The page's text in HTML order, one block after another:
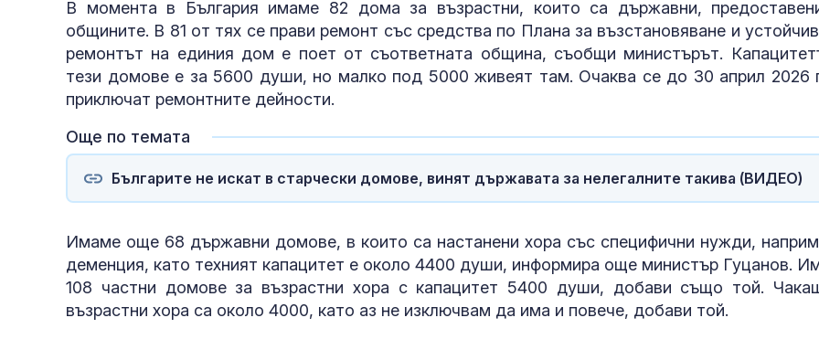
В момента в България имаме 82 дома за възрастни, които са държавни,
общините. В 81 от тях се прави ремонт със средства по Плана за възстановяване и
ремонтът на единия дом е поет от съответната община, съобщи министърът.
тези домове е за 5600 души, но малко под 5000 живеят там. Очаква се до 30 април 2026
приключат ремонтните дейности.
Още по темата
Българите не искат в старчески домове, винят държавата за нелегалните такива (ВИДЕО)
Имаме още 68 държавни домове, в които са настанени хора със специфични нужди,
деменция, като техният капацитет е около 4400 души, информира още министър Гуцанов.
108 частни домове за възрастни хора с капацитет 5400 души, добави също той.
възрастни хора са около 4000, като аз не изключвам да има и повече, добави той.
За
в
руски войник
щурмовите
Как войните
Иран и
превърнаха
енергиен шок